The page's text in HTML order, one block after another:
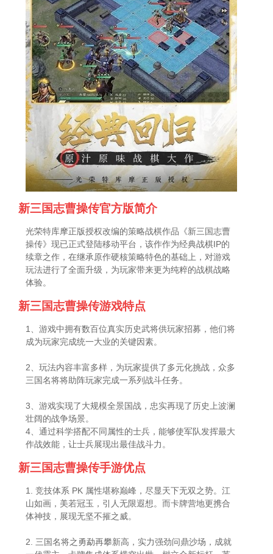
新三国志曹操传官方版简介
光荣特库摩正版授权改编的策略战棋作品《新三国志曹
操传》现已正式登陆移动平台，该作作为经典战棋IP的
续章之作，在继承原作硬核策略特色的基础上，对游戏
玩法进行了全面升级，为玩家带来更为纯粹的战棋战略
体验。
新三国志曹操传游戏特点
1、游戏中拥有数百位真实历史武将供玩家招募，他们将
成为玩家完成统一大业的关键因素。
2、玩法内容丰富多样，为玩家提供了多元化挑战，众多
三国名将将助阵玩家完成一系列战斗任务。
3、游戏实现了大规模全景国战，忠实再现了历史上波澜
壮阔的战争场景。
4、通过科学搭配不同属性的士兵，能够使军队发挥最大
作战效能，让士兵展现出最佳战斗力。
新三国志曹操传手游优点
1. 竞技体系 PK 属性堪称巅峰，尽显天下无双之势。江
山如画，美若冠玉，引人无限遐想。而卡牌营地更携合
体神技，展现无坚不摧之威。
2. 三国名将之勇勐再攀新高，实力强劲问鼎沙场，成就